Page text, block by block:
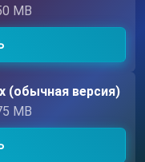
MB
(обычная версия)
MB